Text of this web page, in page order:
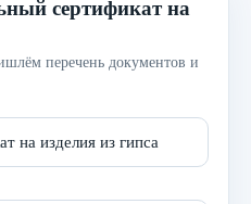
сертификат на
перечень документов и